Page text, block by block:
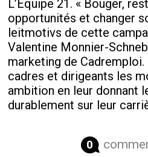
L’Equipe 21. « Bouger,
opportunités et changer
leitmotivs de cette
Valentine Monnier-
marketing de
cadres et dirigeants les
ambition en leur donnant
durablement sur leur
0